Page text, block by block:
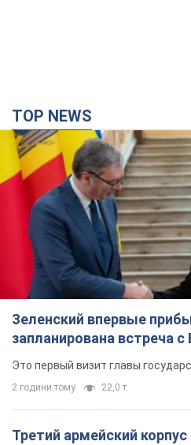
TOP NEWS
Зеленский впервые
запланирована встреча с
Это первый визит главы
2 години тому 22,0 т.
Третий армейский